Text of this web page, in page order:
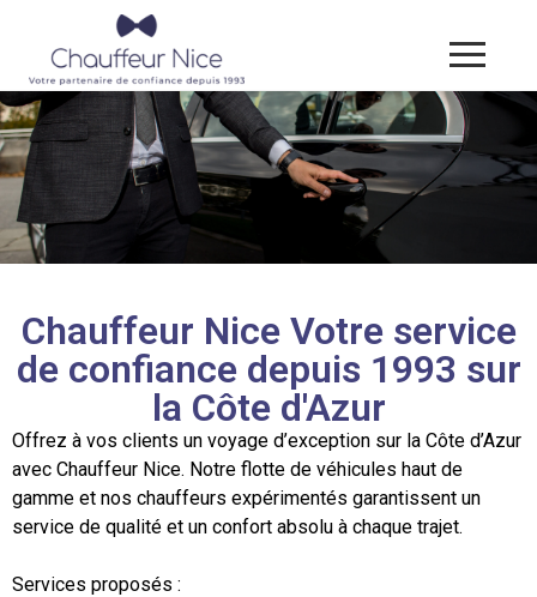
Chauffeur Nice Votre service
de confiance depuis 1993 sur
la Côte d'Azur
Offrez à vos clients un voyage d’exception sur la Côte d’Azur
avec Chauffeur Nice. Notre flotte de véhicules haut de
gamme et nos chauffeurs expérimentés garantissent un
service de qualité et un confort absolu à chaque trajet.
Services proposés :